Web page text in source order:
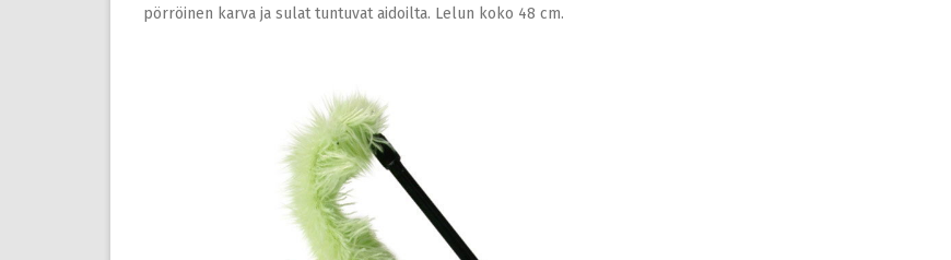
pörröinen karva ja sulat tuntuvat aidoilta. Lelun koko 48 cm.